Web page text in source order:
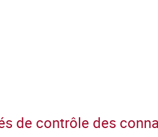
de contrôle des